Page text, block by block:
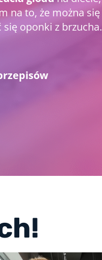
na to, że można się
oponki z brzucha.